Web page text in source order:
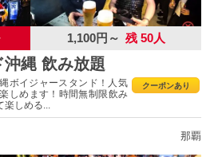
1,100円～ 残 50人
縄 飲み放題
クーポンあり
ボイジャースタンド！人気
しめます！時間無制限飲み
楽しめる...
那覇